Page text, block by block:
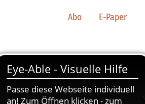
Abo E-Paper